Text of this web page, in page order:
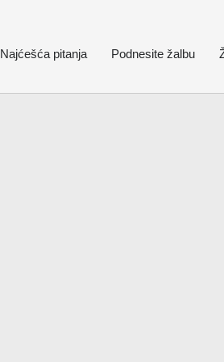
Najćešća pitanja Podnesite žalbu